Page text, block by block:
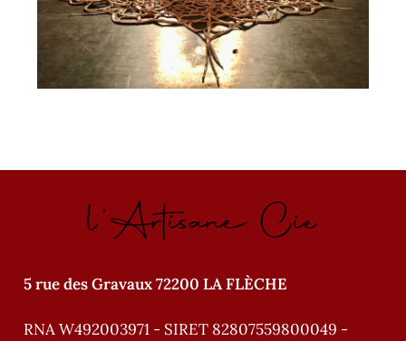
l'Artisane Cie
5 rue des Gravaux 72200 LA FLÈCHE
RNA W492003971 - SIRET 82807559800049 -